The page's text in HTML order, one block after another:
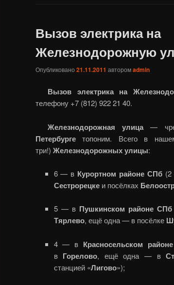
Вызов электрика на
Железнодорожную
Опубликовано 21.11.2011 авторомadmin
Вызов электрика на
телефону +7 (812) 922 21 40.
Железнодорожная улица—
Петербурге топоним. Всего в
три!) Железнодорожных улицы:
6 — в Курортном районе СПб
Сестрорецке и посёлках
5 — в Пушкинском районе СПб
Тярлево, ещё одна — в посёлке
4 — в Красносельском
вГорелово, ещё одна — в
станцией «Лигово»);